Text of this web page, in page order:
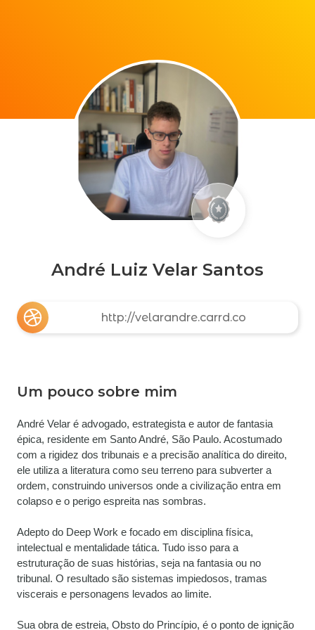
André Luiz Velar Santos
http://velarandre.carrd.co
Um pouco sobre mim
André Velar é advogado, estrategista e autor de fantasia
épica, residente em Santo André, São Paulo. Acostumado
com a rigidez dos tribunais e a precisão analítica do direito,
ele utiliza a literatura como seu terreno para subverter a
ordem, construindo universos onde a civilização entra em
colapso e o perigo espreita nas sombras.
Adepto do Deep Work e focado em disciplina física,
intelectual e mentalidade tática. Tudo isso para a
estruturação de suas histórias, seja na fantasia ou no
tribunal. O resultado são sistemas impiedosos, tramas
viscerais e personagens levados ao limite.
Sua obra de estreia, Obsto do Princípio, é o ponto de ignição